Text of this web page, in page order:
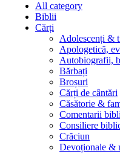
All category
Biblii
Cărți
Adolescenți &
Apologetică,
Autobiografii,
Bărbați
Broșuri
Cărți de cântări
Căsătorie &
Comentarii
Consiliere
Crăciun
Devoționale &